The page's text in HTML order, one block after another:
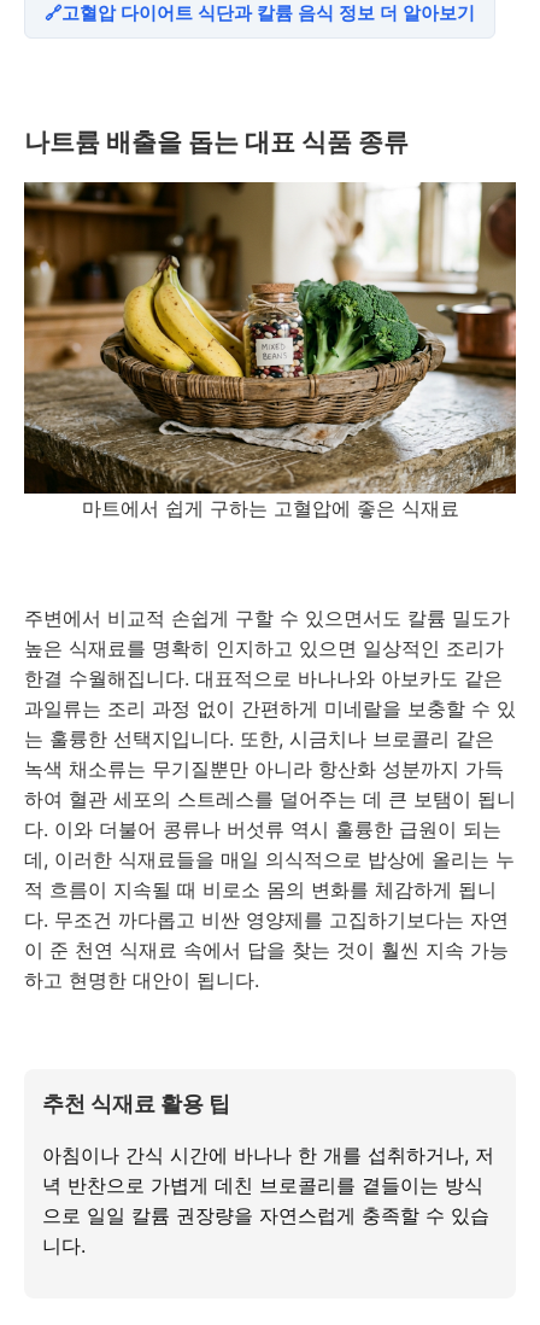
고혈압 다이어트 식단과 칼륨 음식 정보 더 알아보기
나트륨 배출을 돕는 대표 식품 종류
마트에서 쉽게 구하는 고혈압에 좋은 식재료
주변에서 비교적 손쉽게 구할 수 있으면서도 칼륨 밀도가
높은 식재료를 명확히 인지하고 있으면 일상적인 조리가
한결 수월해집니다. 대표적으로 바나나와 아보카도 같은
과일류는 조리 과정 없이 간편하게 미네랄을 보충할 수 있
는 훌륭한 선택지입니다. 또한, 시금치나 브로콜리 같은
녹색 채소류는 무기질뿐만 아니라 항산화 성분까지 가득
하여 혈관 세포의 스트레스를 덜어주는 데 큰 보탬이 됩니
다. 이와 더불어 콩류나 버섯류 역시 훌륭한 급원이 되는
데, 이러한 식재료들을 매일 의식적으로 밥상에 올리는 누
적 흐름이 지속될 때 비로소 몸의 변화를 체감하게 됩니
다. 무조건 까다롭고 비싼 영양제를 고집하기보다는 자연
이 준 천연 식재료 속에서 답을 찾는 것이 훨씬 지속 가능
하고 현명한 대안이 됩니다.
추천 식재료 활용 팁
아침이나 간식 시간에 바나나 한 개를 섭취하거나, 저
녁 반찬으로 가볍게 데친 브로콜리를 곁들이는 방식
으로 일일 칼륨 권장량을 자연스럽게 충족할 수 있습
니다.